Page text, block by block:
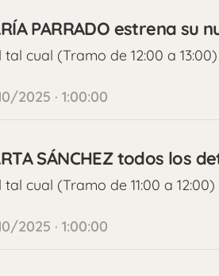
PARRADO estrena
tal cual (Tramo de 12:00 a 13:00)
2025 · 1:00:00
SÁNCHEZ todos los
tal cual (Tramo de 11:00 a 12:00)
2025 · 1:00:00